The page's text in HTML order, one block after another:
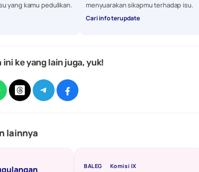
yang kamu pedulikan.
menyuarakan sikapmu terhadap isu.
Cari info terupdate
ini ke yang lain juga, yuk!
lainnya
BALEG Komisi IX